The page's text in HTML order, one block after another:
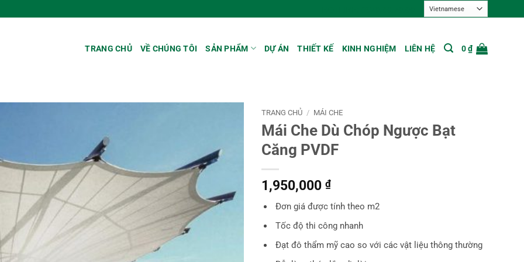
TRANG CHỦ VỀ CHÚNG TÔI SẢN PHẨM DỰ ÁN THIẾT KẾ KINH NGHIỆM LIÊN HỆ 0₫
TRANG CHỦ / MÁI CHE
Mái Che Dù Chóp Ngược Bạt
Căng PVDF
1,950,000₫
Đơn giá được tính theo m2
Tốc độ thi công nhanh
Đạt đô thẩm mỹ cao so với các vật liệu thông thường